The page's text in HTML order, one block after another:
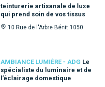
teinturerie artisanale de luxe
qui prend soin de vos tissus
10 Rue de l'Arbre Bénit 1050
AMBIANCE LUMIÈRE - ADG Le
spécialiste du luminaire et de
l’éclairage domestique